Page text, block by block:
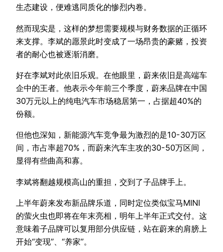
生态建设，便难逃同质化的惨烈内卷。
然而现实是，这样的梦想需要规模与财务数据的正循环
来支撑。李斌的愿景此时变成了一场昂贵的豪赌，投资
者的耐心也被逐渐消磨。
好在李斌对此依旧乐观。在他眼里，蔚来依旧是高端车
企中的王者。他表示今年前三个季度，蔚来品牌在中国
30万元以上的纯电汽车市场稳居第一，占据超40%的
份额。
但他也深知，新能源汽车竞争最为激烈的是10-30万区
间，市占率超70%，而蔚来汽车主攻的30-50万区间，
显得有些曲高和寡。
李斌将翻越规模高山的重担，交到了子品牌手上。
上半年蔚来发布新品牌乐道，同时定位类似宝马MINI
的萤火虫也即将在年末亮相，明年上半年正式交付。这
意味着子品牌可以复用部分供应链，站在蔚来的肩膀上
开始“变现”、“养家”。